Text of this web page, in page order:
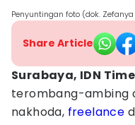
Penyuntingan foto (dok.
Share Article
Surabaya, IDN
terombang-ambing
nakhoda, freelance